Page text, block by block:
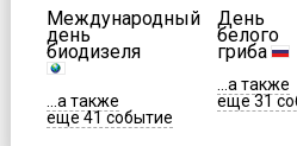
Международный
день
биодизеля
...а также
еще 41 событие
День
белого
гриба
...а также
еще 31